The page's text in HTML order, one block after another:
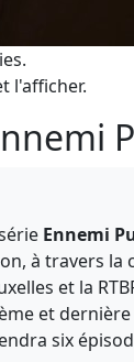
l'afficher.
Ennemi
à travers la
et la
et
six